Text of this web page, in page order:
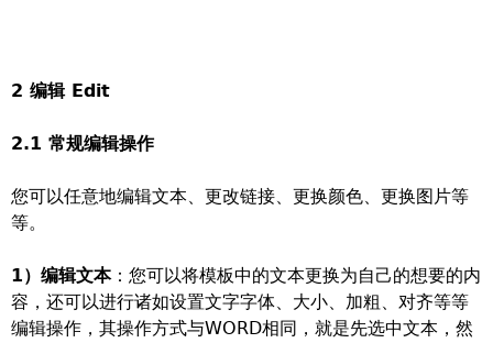
2 编辑 Edit
2.1 常规编辑操作
您可以任意地编辑文本、更改链接、更换颜色、更换图片等
等。
1）编辑文本：您可以将模板中的文本更换为自己的想要的内
容，还可以进行诸如设置文字字体、大小、加粗、对齐等等
编辑操作，其操作方式与WORD相同，就是先选中文本，然